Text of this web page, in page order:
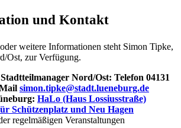
und Kontakt
weitere Informationen steht Simon Tipke,
Ost, zur Verfügung.
Nord/Ost: Telefon 04131
simon.tipke@stadt.lueneburg.de
HaLo (Haus Lossiusstraße)
Schützenplatz und Neu Hagen
regelmäßigen Veranstaltungen